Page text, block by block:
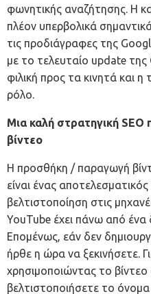
φωνητικής αναζήτησης. Η
πλέον υπερβολικά
τις προδιάγραφες της
με το τελευταίο update της
φιλική προς τα κινητά και η
ρόλο.
Μια καλή στρατηγική SEO
βίντεο
Η προσθήκη / παραγωγή
είναι ένας
βελτιστοποίηση στις
YouTube έχει πάνω από ένα
Επομένως, εάν δεν
ήρθε η ώρα να ξεκινήσετε.
χρησιμοποιώντας το
βελτιστοποιήσετε το